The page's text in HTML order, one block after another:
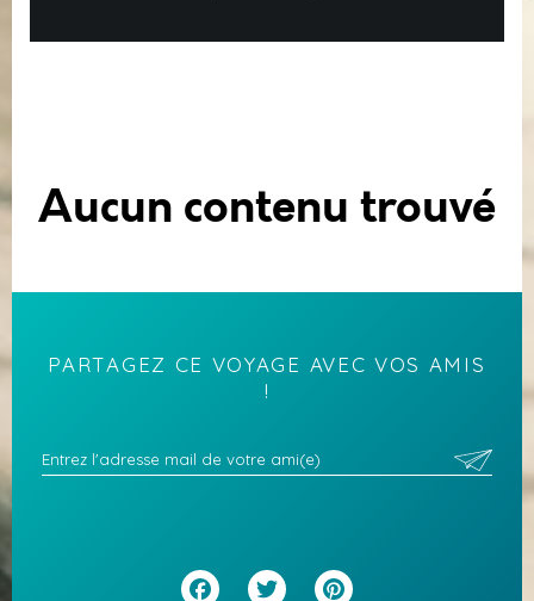
Aucun contenu trouvé
PARTAGEZ CE VOYAGE AVEC VOS AMIS
!
Facebook
Twitter